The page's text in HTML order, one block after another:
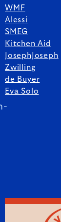
WMF
Alessi
SMEG
Kitchen Aid
JosephJoseph
Zwilling
de Buyer
Eva Solo